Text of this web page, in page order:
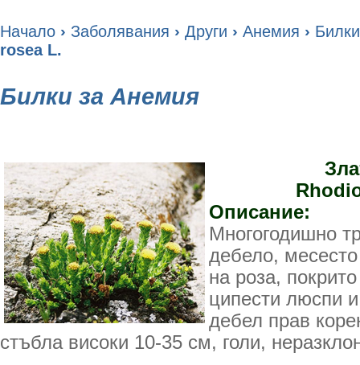
Начало › Заболявания › Други › Анемия › Билки
rosea L.
Билки за Анемия
Описание:
Многогодишно
дебело,
на роза,
ципести люспи
дебел прав
стъбла високи 10-35 см, голи,